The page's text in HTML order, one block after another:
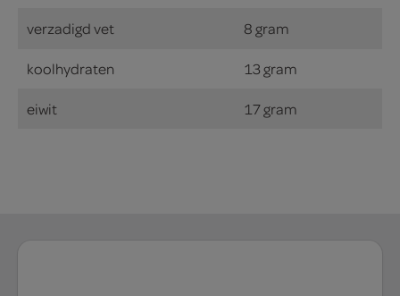
verzadigd vet 8 gram
koolhydraten 13 gram
eiwit 17 gram